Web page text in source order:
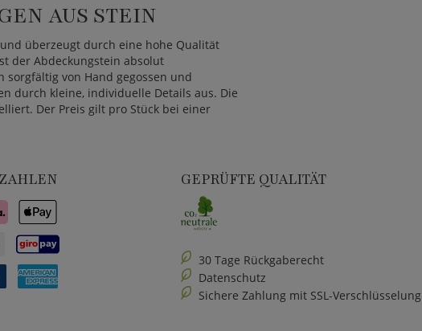
AUS STEIN
überzeugt durch eine hohe Qualität
der Abdeckungstein absolut
von Hand gegossen und
durch kleine, individuelle Details aus. Die
Der Preis gilt pro Stück bei einer
GEPRÜFTE QUALITÄT
30 Tage Rückgaberecht
Datenschutz
Sichere Zahlung mit SSL-Verschlüsselung